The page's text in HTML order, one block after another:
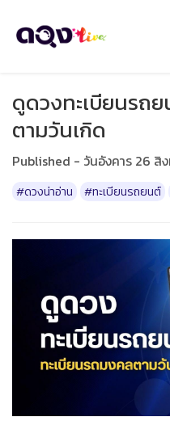
ดูดวงทะเบียนรถ
ตามวันเกิด
Published - วันอังคาร 26 สิ
#ดวงน่าอ่าน #ทะเบียนรถยนต์